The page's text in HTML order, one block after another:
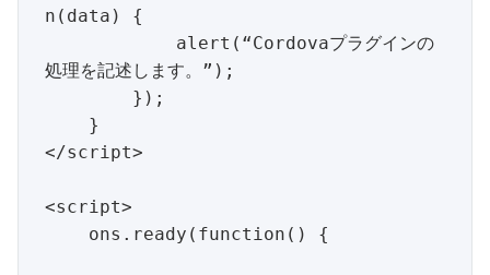
n(data) {
処理を記述します。”);
</script>
<script>